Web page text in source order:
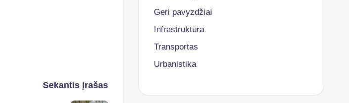
Sekantis įrašas
Geri pavyzdžiai
Infrastruktūra
Transportas
Urbanistika